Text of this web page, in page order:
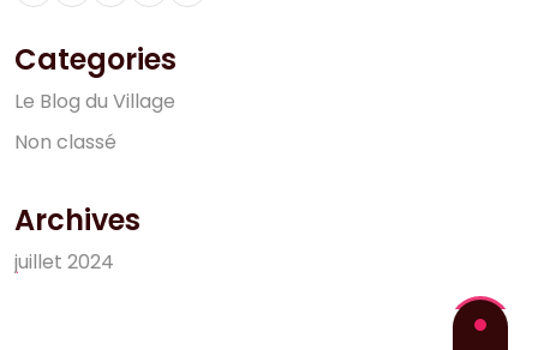
Categories
Le Blog du Village
Non classé
Archives
juillet 2024